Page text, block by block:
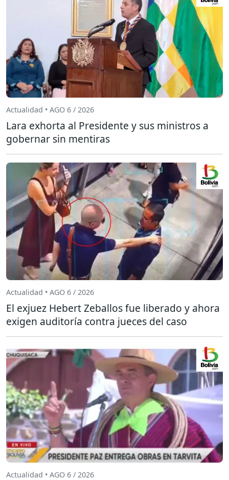
Actualidad • AGO 6 / 2026
Lara exhorta al Presidente y sus ministros a
gobernar sin mentiras
Actualidad • AGO 6 / 2026
El exjuez Hebert Zeballos fue liberado y ahora
exigen auditoría contra jueces del caso
Actualidad • AGO 6 / 2026